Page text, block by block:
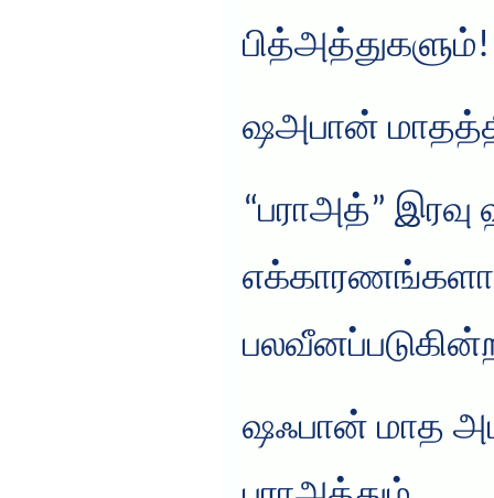
பித்அத்துகளும்!
ஷஅபான்
“பராஅத்”
ஷஃபான் மாத